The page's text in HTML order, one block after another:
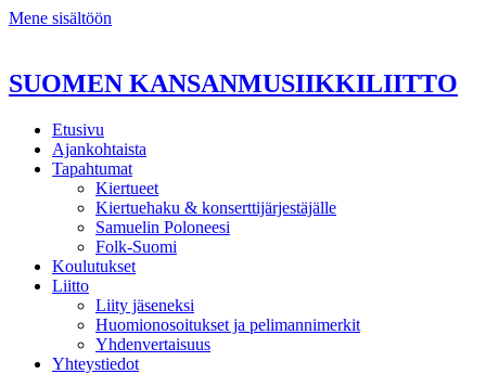
Mene sisältöön
SUOMEN KANSANMUSIIKKILIITTO
Etusivu
Ajankohtaista
Tapahtumat
Kiertueet
Kiertuehaku & konserttijärjestäjälle
Samuelin Poloneesi
Folk-Suomi
Koulutukset
Liitto
Liity jäseneksi
Huomionosoitukset ja pelimannimerkit
Yhdenvertaisuus
Yhteystiedot